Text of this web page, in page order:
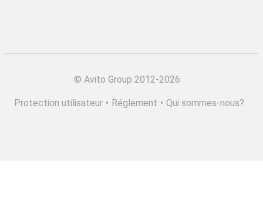
© Avito Group 2012-2026
Protection utilisateur • Réglement • Qui sommes-nous?